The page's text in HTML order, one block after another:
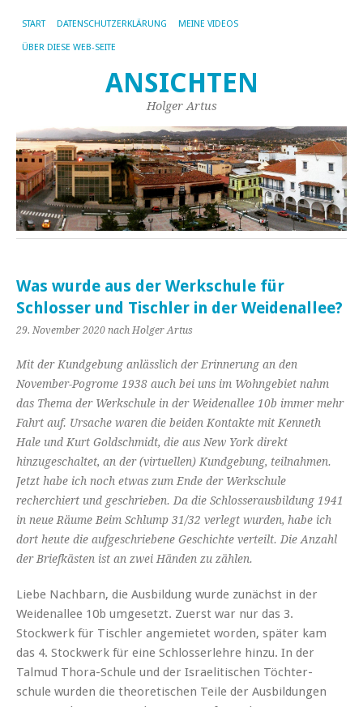
START DATENSCHUTZERKLÄRUNG MEINE VIDEOS
ÜBER DIESE WEB-SEITE
ANSICHTEN
Holger Artus
Was wurde aus der Werkschule für
Schlosser und Tischler in der Weidenallee?
29. November 2020 nach Holger Artus
Mit der Kundgebung anlässlich der Erinnerung an den
November-Pogrome 1938 auch bei uns im Wohngebiet nahm
das Thema der Werkschule in der Weidenallee 10b immer mehr
Fahrt auf. Ursache waren die beiden Kontakte mit Kenneth
Hale und Kurt Goldschmidt, die aus New York direkt
hinzugeschaltet, an der (virtuellen) Kundgebung, teilnahmen.
Jetzt habe ich noch etwas zum Ende der Werkschule
recherchiert und geschrieben. Da die Schlosserausbildung 1941
in neue Räume Beim Schlump 31/32 verlegt wurden, habe ich
dort heute die aufgeschriebene Geschichte verteilt. Die Anzahl
der Briefkästen ist an zwei Händen zu zählen.
Liebe Nachbarn, die Ausbildung wurde zunächst in der
Weidenallee 10b umgesetzt. Zuerst war nur das 3.
Stockwerk für Tischler angemietet worden, später kam
das 4. Stockwerk für eine Schlosserlehre hinzu. In der
Talmud Thora-Schule und der Israelitischen Töchter-
schule wurden die theoretischen Teile der Ausbildungen